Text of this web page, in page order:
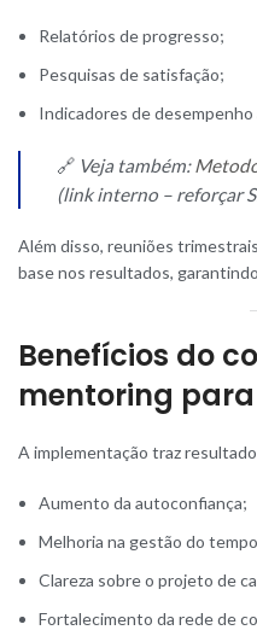
Relatórios de progresso;
Pesquisas de satisfação;
Indicadores de
🔗 Veja também:
(link interno – reforçar
Além disso, reuniões
base nos resultados,
Benefícios do
mentoring
A implementação traz
Aumento da autoconfiança;
Melhoria na gestão do
Clareza sobre o projeto de
Fortalecimento da rede de